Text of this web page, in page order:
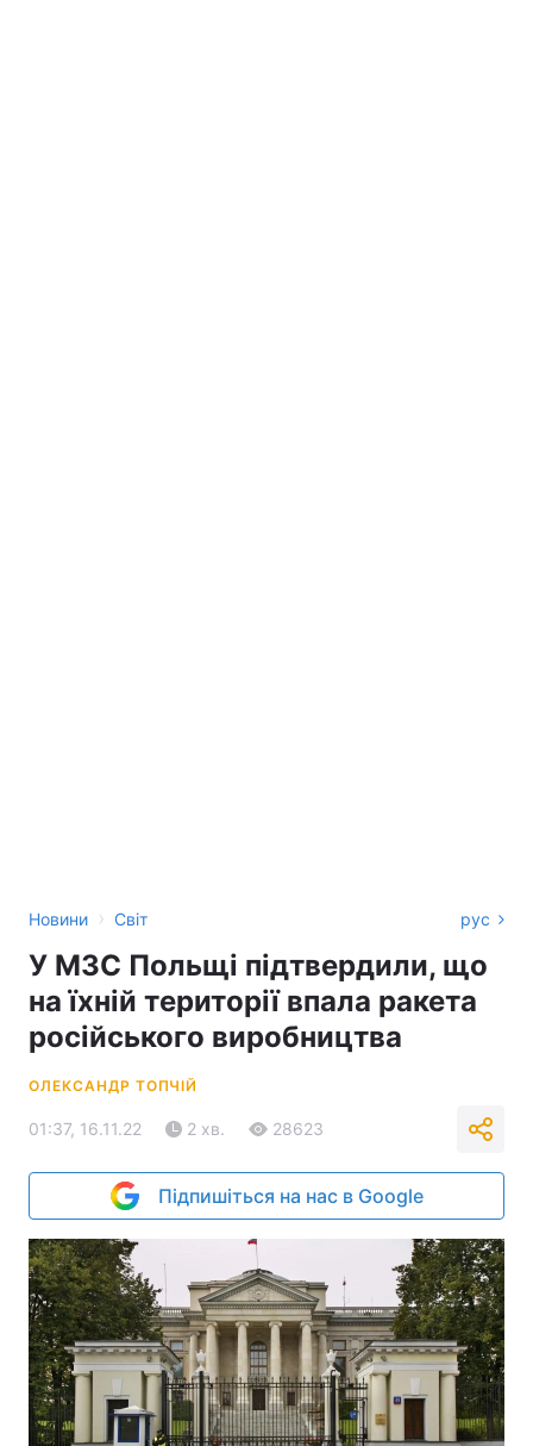
Новини › Світ рус
У МЗС Польщі підтвердили, що
на їхній території впала ракета
російського виробництва
ОЛЕКСАНДР ТОПЧІЙ
01:37, 16.11.22 2 хв. 28623
Підпишіться на нас в Google